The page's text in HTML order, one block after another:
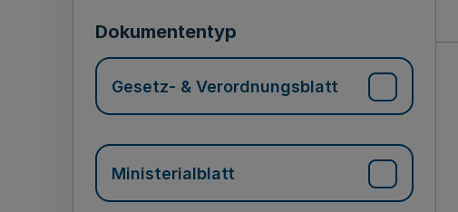
Dokumententyp
Gesetz- & Verordnungsblatt
Ministerialblatt